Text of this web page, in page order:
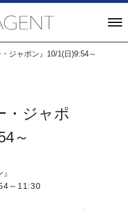
ジャポン』10/1(日)9:54～
・ジャポ
～
～11:30